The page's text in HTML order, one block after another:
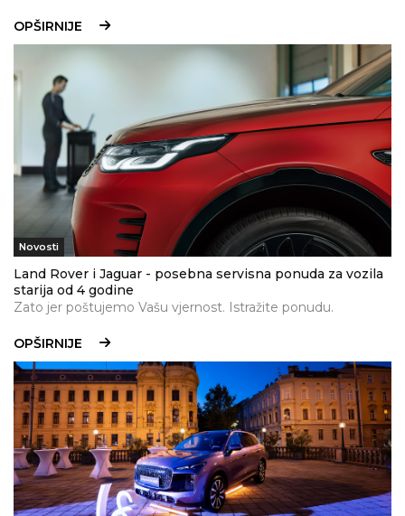
OPŠIRNIJE
Novosti
Land Rover i Jaguar - posebna servisna ponuda za vozila
starija od 4 godine
Zato jer poštujemo Vašu vjernost. Istražite ponudu.
OPŠIRNIJE